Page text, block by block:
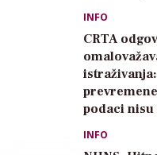
INFO
CRTA
podaci nisu
INFO